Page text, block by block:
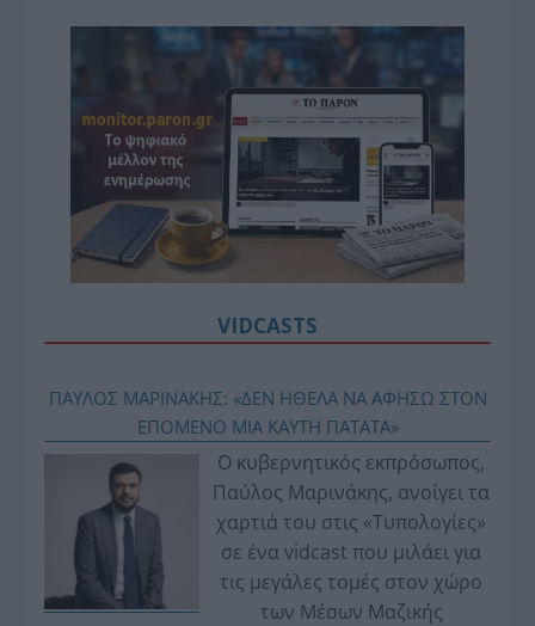
VIDCASTS
ΠΑΥΛΟΣ ΜΑΡΙΝΑΚΗΣ: «ΔΕΝ ΗΘΕΛΑ ΝΑ ΑΦΗΣΩ ΣΤΟΝ
ΕΠΟΜΕΝΟ ΜΙΑ ΚΑΥΤΗ ΠΑΤΑΤΑ»
Ο κυβερνητικός εκπρόσωπος,
Παύλος Μαρινάκης, ανοίγει τα
χαρτιά του στις «Τυπολογίες»
σε ένα vidcast που μιλάει για
τις μεγάλες τομές στον χώρο
των Μέσων Μαζικής